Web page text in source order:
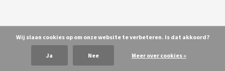
Wij slaan cookies op om onze website te verbeteren. Is dat akkoord?
Ja Nee Meer over cookies »